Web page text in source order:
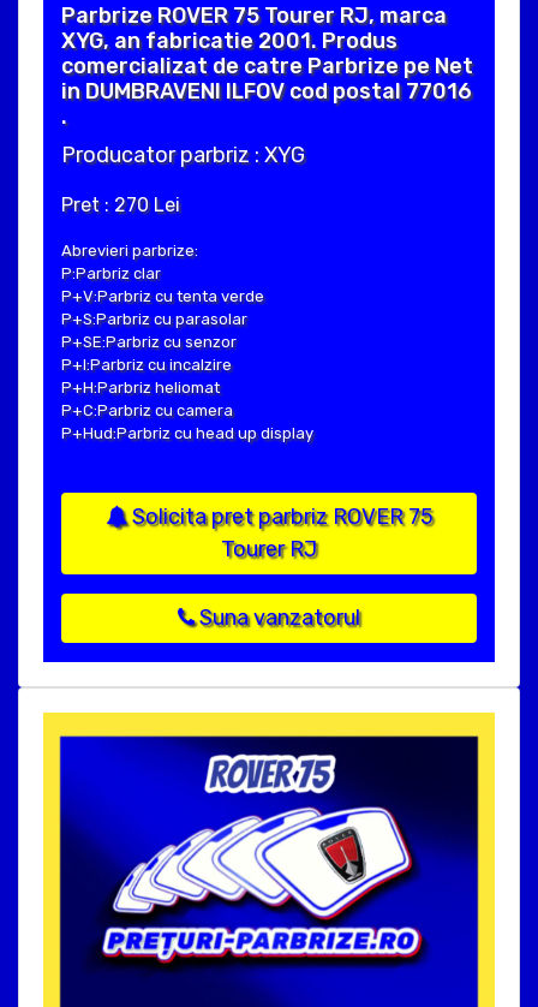
Parbrize ROVER 75 Tourer RJ, marca
XYG, an fabricatie 2001. Produs
comercializat de catre Parbrize pe Net
in DUMBRAVENI ILFOV cod postal 77016
.
Producator parbriz : XYG
Pret : 270 Lei
Abrevieri parbrize:
P:Parbriz clar
P+V:Parbriz cu tenta verde
P+S:Parbriz cu parasolar
P+SE:Parbriz cu senzor
P+I:Parbriz cu incalzire
P+H:Parbriz heliomat
P+C:Parbriz cu camera
P+Hud:Parbriz cu head up display
Solicita pret parbriz ROVER 75
Tourer RJ
Suna vanzatorul